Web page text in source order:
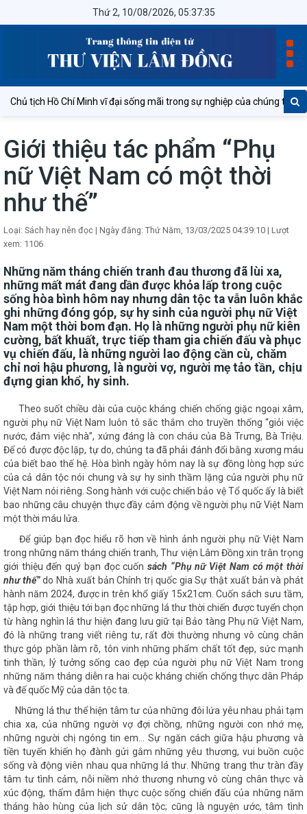
Thứ 2, 10/08/2026, 05:37:36
tịch Hồ Chí Minh vĩ đại sống mãi trong sự nghiệp của chúng ta!
Giới thiệu tác phẩm “Phụ
nữ Việt Nam có một thời
như thế”
Loại: Sách hay nên đọc | Ngày đăng: Thứ Năm, 13/03/2025 04:39:10 | Lượt
xem: 1106
Những năm tháng chiến tranh đau thương đã lùi xa,
những mất mát đang dần được khỏa lấp trong cuộc
sống hòa bình hôm nay nhưng dân tộc ta vẫn luôn khắc
ghi những đóng góp, sự hy sinh của người phụ nữ Việt
Nam một thời bom đạn. Họ là những người phụ nữ kiên
cường, bất khuất, trực tiếp tham gia chiến đấu và phục
vụ chiến đấu, là những người lao động cần cù, chăm
chỉ nơi hậu phương, là người vợ, người mẹ tảo tần, chịu
đựng gian khổ, hy sinh.
Theo suốt chiều dài của cuộc kháng chiến chống giặc ngoại xâm,
người phụ nữ Việt Nam luôn tô sắc thắm cho truyền thống “giỏi việc
nước, đảm việc nhà”, xứng đáng là con cháu của Bà Trưng, Bà Triệu.
Để có được độc lập, tự do, chúng ta đã phải đánh đổi bằng xương máu
của biết bao thế hệ. Hòa bình ngày hôm nay là sự đồng lòng hợp sức
của cả dân tộc nói chung và sự hy sinh thầm lặng của người phụ nữ
Việt Nam nói riêng. Song hành với cuộc chiến bảo vệ Tổ quốc ấy là biết
bao những câu chuyện thực đầy cảm động về người phụ nữ Việt Nam
một thời máu lửa.
Để giúp bạn đọc hiểu rõ hơn về hình ảnh người phụ nữ Việt Nam
trong những năm tháng chiến tranh, Thư viện Lâm Đồng xin trân trọng
giới thiệu đến quý bạn đọc cuốn sách “Phụ nữ Việt Nam có một thời
như thế”do Nhà xuất bản Chính trị quốc gia Sự thật xuất bản và phát
hành năm 2024, được in trên khổ giấy 15x21cm. Cuốn sách sưu tầm,
tập hợp, giới thiệu tới bạn đọc những lá thư thời chiến được tuyển chọn
từ hàng nghìn lá thư hiện đang lưu giữ tại Bảo tàng Phụ nữ Việt Nam,
đó là những trang viết riêng tư, rất đời thường nhưng vô cùng chân
thực góp phần làm rõ, tôn vinh những phẩm chất tốt đẹp, sức mạnh
tinh thần, lý tưởng sống cao đẹp của người phụ nữ Việt Nam trong
những năm tháng diễn ra hai cuộc kháng chiến chống thực dân Pháp
và đế quốc Mỹ của dân tộc ta.
Những lá thư thể hiện tâm tư của những đôi lứa yêu nhau phải tạm
chia xa, của những người vợ đợi chồng, những người con nhớ mẹ,
những người chị ngóng tin em... Sự ngăn cách giữa hậu phương và
tiền tuyến khiến họ đành gửi gắm những yêu thương, vui buồn cuộc
sống và động viên nhau qua những lá thư. Những trang thư tràn đầy
tâm tư tình cảm, nỗi niềm nhớ thương nhưng vô cùng chân thực và
xúc động, thấm đẫm hiện thực cuộc sống chiến đấu của những năm
tháng hào hùng của lịch sử dân tộc; cũng là nguyện ước, tâm tình